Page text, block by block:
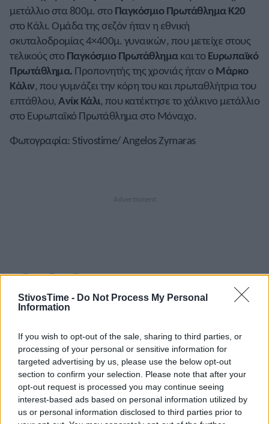
StivosTime - Do Not Process My Personal
Information
If you wish to opt-out of the sale, sharing to third parties, or
processing of your personal or sensitive information for
targeted advertising by us, please use the below opt-out
section to confirm your selection. Please note that after your
opt-out request is processed you may continue seeing
interest-based ads based on personal information utilized by
us or personal information disclosed to third parties prior to
μετάλλιο στα 800μ. στο Παγκόσμιο Πρωτάθλημα Κ20
στο Κάλι. Ομάδα της σεζόν ήταν η εθνική
σκυταλοδρομίας 4×400μ. γυναικών, που μετείχε στους
τελικούς στο Παγκόσμιο Πρωτάθλημακαι το Ευρωπαϊκό
Πρωτάθλημα. Προπονητής της χρονιάς ήταν ο Μάρκο
Κάλιν, που γυμνάζει την κόρη του και πρωταθλήτρια του
επτάθλου,Ανίκ Κάλι, που κατέκτησε το χάλκινο μετάλλιο
στο Ευρωπαϊκό Πρωτάθλημα στο Μόναχο.
Φωτογραφία: Stivostime/ Angelos Zymaras
Εγγραφείτε στο Stivostime των